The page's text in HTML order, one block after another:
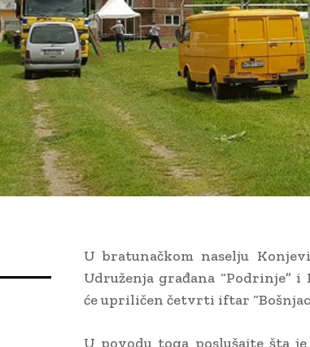
U bratunačkom naselju
Udruženja građana “Podrinje”
će upriličen četvrti iftar
U povodu toga poslušajte šta